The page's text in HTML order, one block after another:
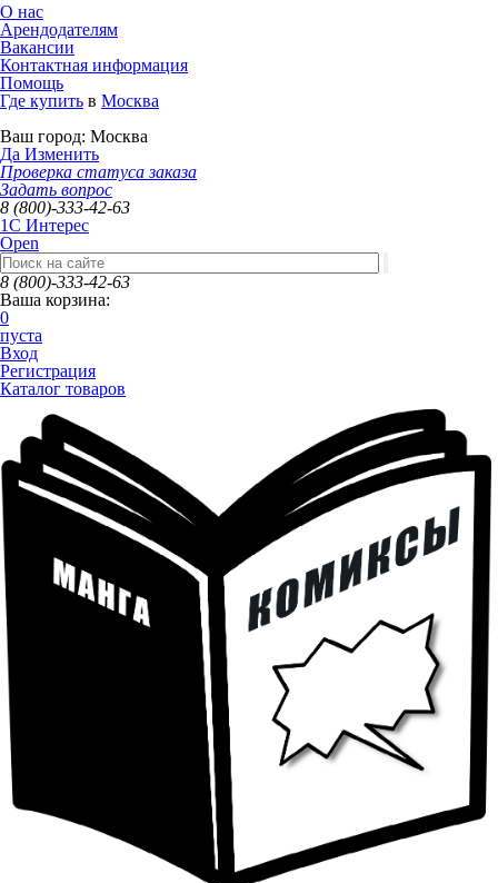
О нас
Арендодателям
Вакансии
Контактная информация
Помощь
Где купить в Москва
Ваш город: Москва
Да Изменить
Проверка статуса заказа
Задать вопрос
8 (800)-333-42-63
1C Интерес
Open
8 (800)-333-42-63
Ваша корзина:
0
пуста
Вход
Регистрация
Каталог товаров